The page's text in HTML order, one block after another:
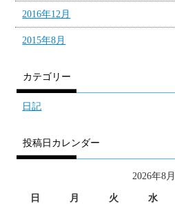
2016年12月
2015年8月
カテゴリー
日記
投稿日カレンダー
2026年8月
日 月 火 水